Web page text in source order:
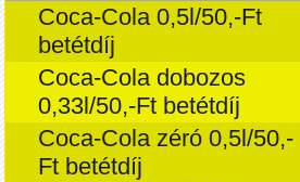
Coca-Cola 0,5l/50,-Ft
betétdíj
Coca-Cola dobozos
0,33l/50,-Ft betétdíj
Coca-Cola zéró 0,5l/50,-
Ft betétdíj